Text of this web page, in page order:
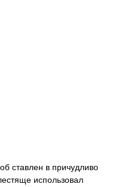
ставлен в причудливо
использовал